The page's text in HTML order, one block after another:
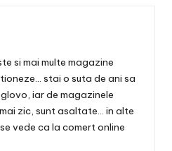
si mai multe magazine
stai o suta de ani sa
iar de magazinele
zic, sunt asaltate… in alte
vede ca la comert online